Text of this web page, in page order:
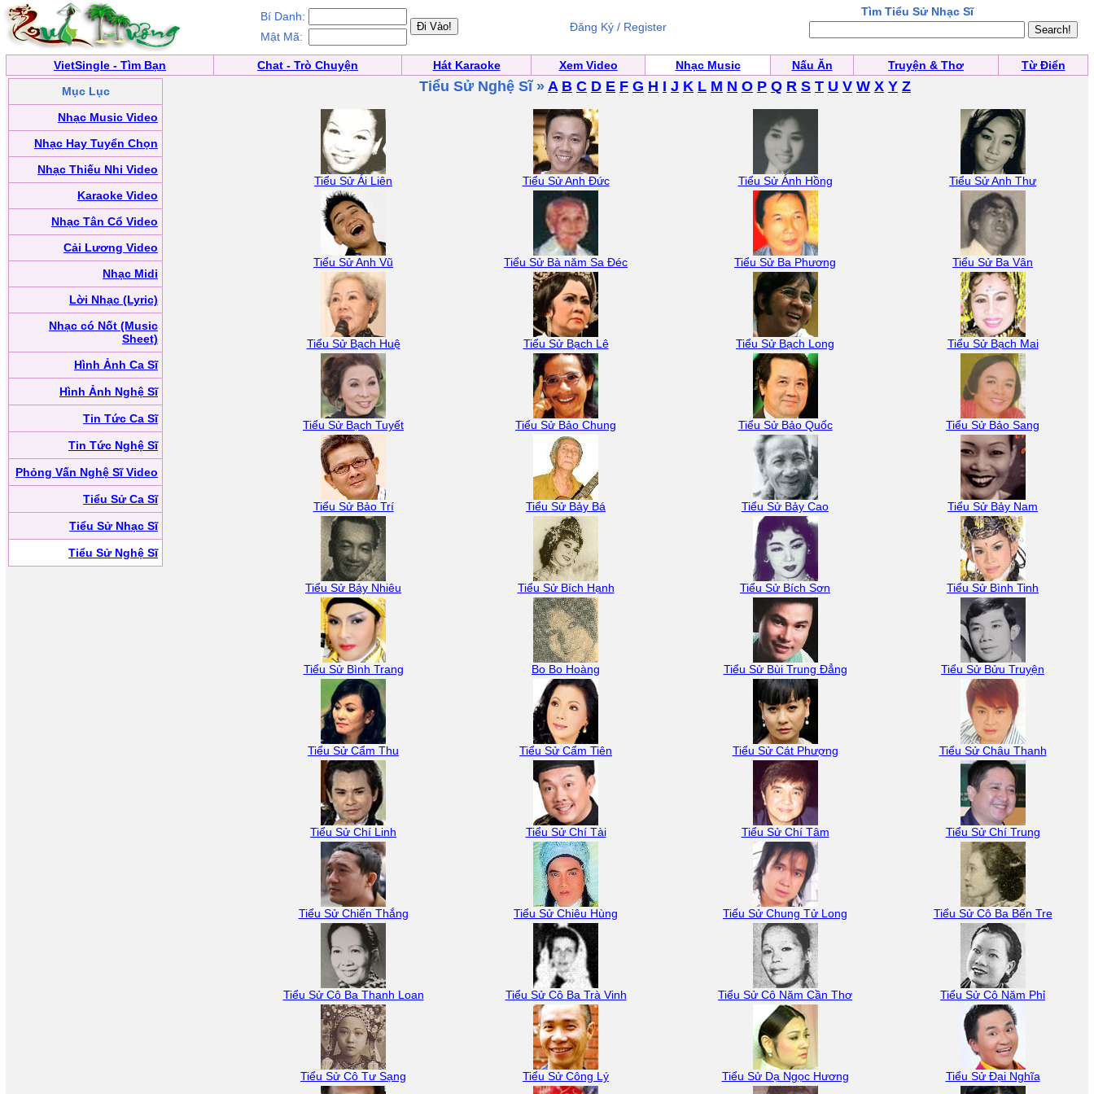
Bí Danh:
Mật Mã:
Đăng Ký / Register
Tìm Tiểu Sử Nhạc Sĩ
VietSingle - Tìm Bạn Chat - Trò Chuyện Hát Karaoke Xem Video Nhạc Music Nấu Ăn Truyện & Thơ
Từ Điển
Mục Lục
Nhạc Music Video
Nhạc Hay Tuyển Chọn
Nhạc Thiếu Nhi Video
Karaoke Video
Nhạc Tân Cổ Video
Cải Lương Video
Nhạc Midi
Lời Nhạc (Lyric)
Nhạc có Nốt (Music
Sheet)
Hình Ảnh Ca Sĩ
Hình Ảnh Nghệ Sĩ
Tin Tức Ca Sĩ
Tin Tức Nghệ Sĩ
Phỏng Vấn Nghệ Sĩ Video
Tiểu Sử Ca Sĩ
Tiểu Sử Nhạc Sĩ
Tiểu Sử Nghệ Sĩ
Tiểu Sử Nghệ Sĩ » A B C D E F G H I J K L M N O P Q R S T U V W X Y Z
Tiểu Sử Ái Liên Tiểu Sử Anh Đức Tiểu Sử Ánh Hồng Tiểu Sử Anh Thư
Tiểu Sử Anh Vũ Tiểu Sử Bà năm Sa Đéc Tiểu Sử Ba Phương Tiểu Sử Ba Vân
Tiểu Sử Bạch Huệ Tiểu Sử Bạch Lê Tiểu Sử Bạch Long Tiểu Sử Bạch Mai
Tiểu Sử Bạch Tuyết Tiểu Sử Bảo Chung Tiểu Sử Bảo Quốc Tiểu Sử Bảo Sang
Tiểu Sử Bảo Trí Tiểu Sử Bảy Bá Tiểu Sử Bảy Cao Tiểu Sử Bảy Nam
Tiểu Sử Bảy Nhiêu Tiểu Sử Bích Hạnh Tiểu Sử Bích Sơn Tiểu Sử Bình Tinh
Tiểu Sử Bình Trang Bo Bo Hoàng Tiểu Sử Bùi Trung Đẳng Tiểu Sử Bửu Truyện
Tiểu Sử Cẩm Thu Tiểu Sử Cẩm Tiên Tiểu Sử Cát Phượng Tiểu Sử Châu Thanh
Tiểu Sử Chí Linh Tiểu Sử Chí Tài Tiểu Sử Chí Tâm Tiểu Sử Chí Trung
Tiểu Sử Chiến Thắng Tiểu Sử Chiêu Hùng Tiểu Sử Chung Tử Long Tiểu Sử Cô Ba Bến Tre
Tiểu Sử Cô Ba Thanh Loan Tiểu Sử Cô Ba Trà Vinh Tiểu Sử Cô Năm Cần Thơ Tiểu Sử Cô Năm Phỉ
Tiểu Sử Cô Tư Sạng Tiểu Sử Công Lý Tiểu Sử Dạ Ngọc Hương Tiểu Sử Đại Nghĩa